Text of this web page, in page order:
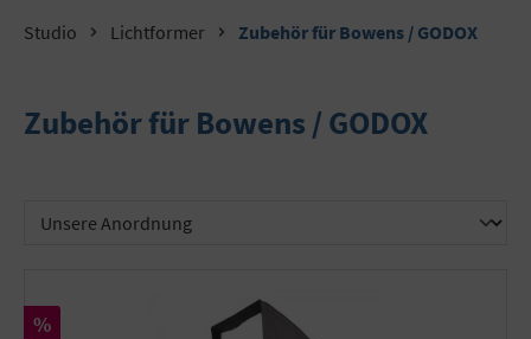
Studio Lichtformer Zubehör für Bowens / GODOX
Zubehör für Bowens / GODOX
Rabatt
%